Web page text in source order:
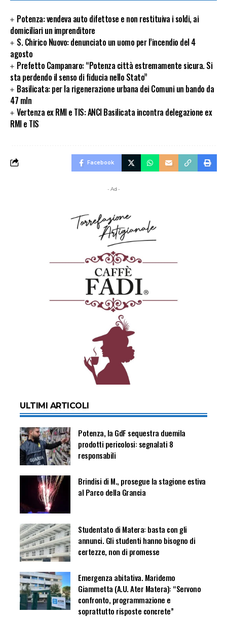
Potenza: vendeva auto difettose e non restituiva i soldi, ai
domiciliari un imprenditore
S. Chirico Nuovo: denunciato un uomo per l’incendio del 4
agosto
Prefetto Campanaro: “Potenza città estremamente sicura. Si
sta perdendo il senso di fiducia nello Stato”
Basilicata: per la rigenerazione urbana dei Comuni un bando da
47 mln
Vertenza ex RMI e TIS: ANCI Basilicata incontra delegazione ex
RMI e TIS
Facebook
- Ad -
ULTIMI ARTICOLI
Potenza, la GdF sequestra duemila
prodotti pericolosi: segnalati 8
responsabili
Brindisi di M., prosegue la stagione estiva
al Parco della Grancia
Studentato di Matera: basta con gli
annunci. Gli studenti hanno bisogno di
certezze, non di promesse
Emergenza abitativa. Maridemo
Giammetta (A.U. Ater Matera): “Servono
confronto, programmazione e
soprattutto risposte concrete”